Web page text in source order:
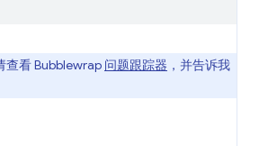
查看 Bubblewrap 问题跟踪器 ，并告诉我